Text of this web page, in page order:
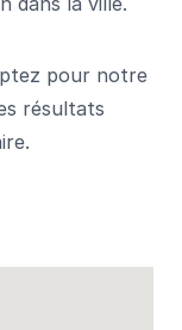
pour notre
résultats